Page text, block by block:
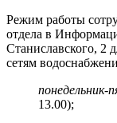
Режим работы
отдела в
Станиславского, 2
сетям
понедельник-
13.00);